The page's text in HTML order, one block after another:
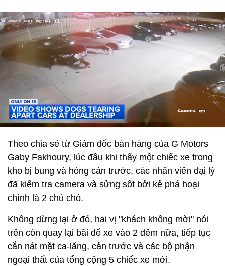
Theo chia sẻ từ Giám đốc bán hàng của G Motors
Gaby Fakhoury, lúc đầu khi thấy một chiếc xe trong
kho bị bung và hỏng cản trước, các nhân viên đại lý
đã kiểm tra camera và sửng sốt bởi kẻ phá hoại
chính là 2 chú chó.
Không dừng lại ở đó, hai vị "khách không mời" nói
trên còn quay lại bãi để xe vào 2 đêm nữa, tiếp tục
cắn nát mặt ca-lăng, cản trước và các bộ phận
ngoại thất của tổng cộng 5 chiếc xe mới.